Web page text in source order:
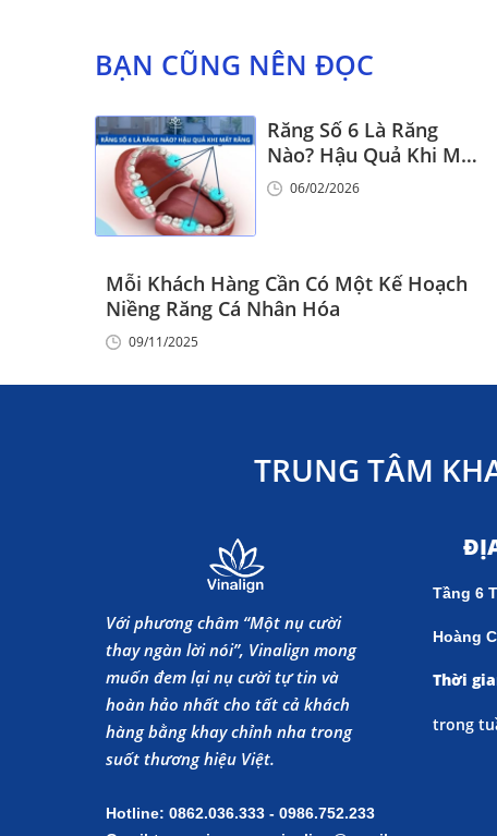
BẠN CŨNG NÊN ĐỌC
Răng Số 6 Là Răng
Nào? Hậu Quả Khi Mất
Răng Số 6
06/02/2026
Mỗi Khách Hàng Cần Có Một Kế Hoạch
Niềng Răng Cá Nhân Hóa
09/11/2025
TRUNG TÂM
Với phương châm “Một nụ cười
thay ngàn lời nói”, Vinalign mong
muốn đem lại nụ cười tự tin và
hoàn hảo nhất cho tất cả khách
hàng bằng khay chỉnh nha trong
suốt thương hiệu Việt.
Hotline: 0862.036.333 - 0986.752.233
Tầng 6
Hoàng
Thời
trong